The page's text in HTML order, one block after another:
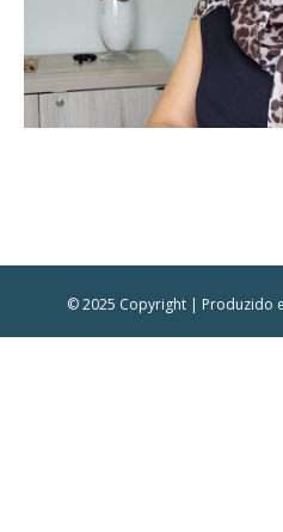
© 2025 Copyright | Produzido